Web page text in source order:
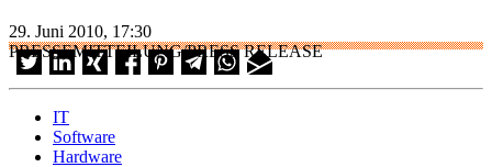
29. Juni 2010, 17:30
PRESSEMITTEILUNG/PRESS RELEASE
IT
Software
Hardware